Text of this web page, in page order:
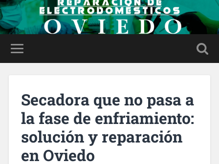
Secadora que no pasa a
la fase de enfriamiento:
solución y reparación
en Oviedo